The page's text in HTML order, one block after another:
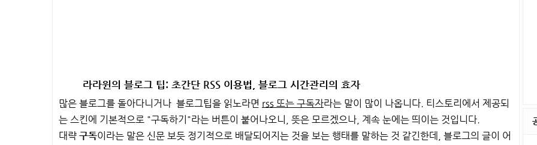
라라윈의 블로그 팁: 초간단 RSS 이용법, 블로그 시간관리의 효자
많은 블로그를 돌아다니거나 블로그팁을 읽노라면 rss 또는 구독자라는 말이 많이 나옵니다. 티스토리에서 제공되
는 스킨에 기본적으로 "구독하기"라는 버튼이 붙어나오니, 뜻은 모르겠으나, 계속 눈에는 띄이는 것입니다.
대략 구독이라는 말은 신문 보듯 정기적으로 배달되어지는 것을 보는 행태를 말하는 것 같긴한데, 블로그의 글이 어